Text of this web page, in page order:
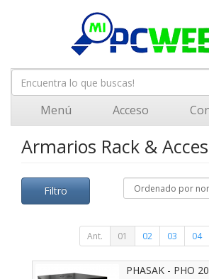
Menú Acceso
Armarios Rack &
Filtro
Ant. 01 02 03 04
PHASAK - PHO